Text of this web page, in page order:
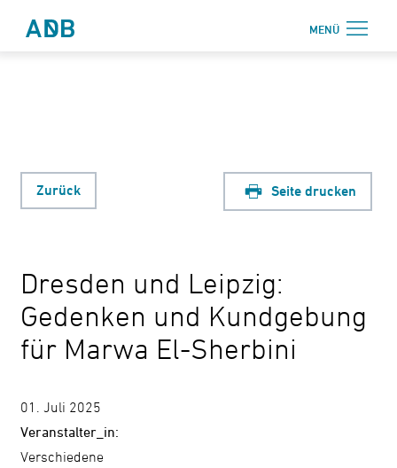
MENÜ
Beratung
Weiterbildung
Über uns
Zurück Seite drucken
Dresden und Leipzig:
Gedenken und Kundgebung
für Marwa El-Sherbini
01. Juli 2025
Veranstalter_in:
Verschiedene